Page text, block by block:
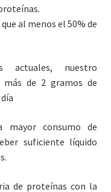
al menos el 50% de
actuales, nuestro
más de 2 gramos de
consumo de
suficiente líquido
de proteínas con la